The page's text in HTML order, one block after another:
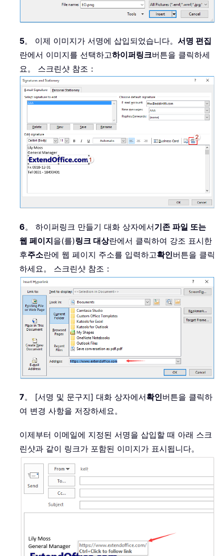
5。 이제 이미지가 서명에 삽입되었습니다。 서명 편집
란에서 이미지를 선택하고하이퍼링크버튼을 클릭하세
요。 스크린샷 참조：
6。 하이퍼링크 만들기 대화 상자에서기존 파일 또는
웹 페이지을(를)링크 대상란에서 클릭하여 강조 표시한
후주소란에 웹 페이지 주소를 입력하고확인버튼을 클릭
하세요。 스크린샷 참조：
7。 [서명 및 문구지] 대화 상자에서확인버튼을 클릭하
여 변경 사항을 저장하세요。
이제부터 이메일에 지정된 서명을 삽입할 때 아래 스크
린샷과 같이 링크가 포함된 이미지가 표시됩니다。